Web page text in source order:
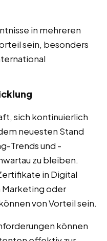
in mehreren
sein, besonders
sich kontinuierlich
neuesten Stand
Trends und -
zu bleiben.
in Digital
Marketing oder
von Vorteil sein.
können